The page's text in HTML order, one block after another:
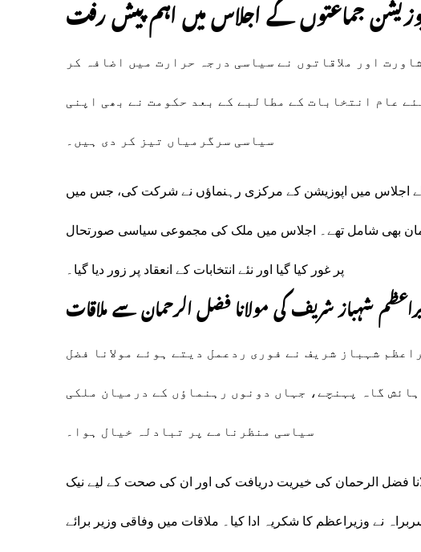
جماعتوں کے اجلاس میں اہم پیش رفت
اور ملاقاتوں نے سیاسی درجہ حرارت میں اضافہ کر
عام انتخابات کے مطالبے کے بعد حکومت نے بھی اپنی
سیاسی سرگرمیاں تیز کر دی ہیں۔
اجلاس میں اپوزیشن کے مرکزی رہنماؤں نے شرکت کی، جس میں
بھی شامل تھے۔ اجلاس میں ملک کی مجموعی سیاسی صورتحال
پر غور کیا گیا اور نئے انتخابات کے انعقاد پر زور دیا گیا۔
شہباز شریف کی مولانا فضل الرحمان سے ملاقات
شہباز شریف نے فوری ردعمل دیتے ہوئے مولانا فضل
گاہ پہنچے، جہاں دونوں رہنماؤں کے درمیان ملکی
سیاسی منظرنامے پر تبادلہ خیال ہوا۔
فضل الرحمان کی خیریت دریافت کی اور ان کی صحت کے لیے نیک
نے وزیراعظم کا شکریہ ادا کیا۔ ملاقات میں وفاقی وزیر برائے